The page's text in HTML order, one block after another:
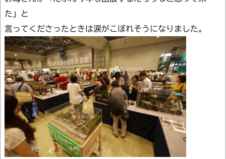
た」と
言ってくださったときは涙がこぼれそうになりました。